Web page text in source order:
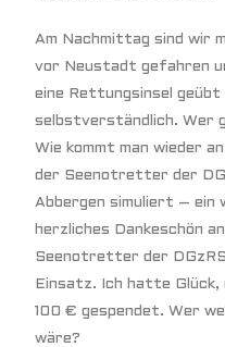
Am Nachmittag sind wir
vor Neustadt gefahren
eine Rettungsinsel
selbstverständlich. Wer
Wie kommt man wieder
der Seenotretter der
Abbergen simuliert – ein
herzliches Dankeschön
Seenotretter der
DGzRS
Einsatz. Ich hatte
100 € gespendet. Wer
wäre?